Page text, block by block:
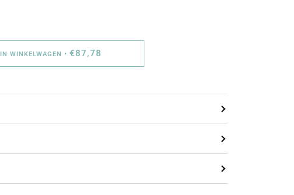
IN WINKELWAGEN • €87,78